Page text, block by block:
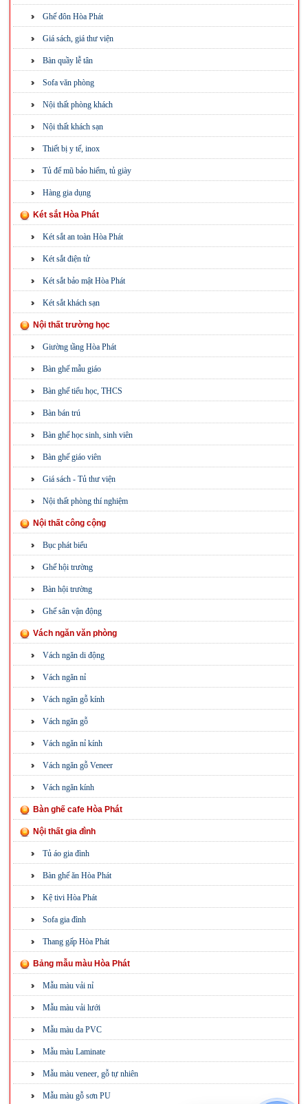
Ghế đôn Hòa Phát
Giá sách, giá thư viện
Bàn quầy lễ tân
Sofa văn phòng
Nội thất phòng khách
Nội thất khách sạn
Thiết bị y tế, inox
Tủ để mũ bảo hiểm, tủ giày
Hàng gia dụng
Két sắt Hòa Phát
Két sắt an toàn Hòa Phát
Két sắt điện tử
Két sắt bảo mật Hòa Phát
Két sắt khách sạn
Nội thất trường học
Giường tầng Hòa Phát
Bàn ghế mẫu giáo
Bàn ghế tiểu học, THCS
Bàn bán trú
Bàn ghế học sinh, sinh viên
Bàn ghế giáo viên
Giá sách - Tủ thư viện
Nội thất phòng thí nghiệm
Nội thất công cộng
Bục phát biểu
Ghế hội trường
Bàn hội trường
Ghế sân vận động
Vách ngăn văn phòng
Vách ngăn di động
Vách ngăn nỉ
Vách ngăn gỗ kính
Vách ngăn gỗ
Vách ngăn nỉ kính
Vách ngăn gỗ Veneer
Vách ngăn kính
Bàn ghế cafe Hòa Phát
Nội thất gia đình
Tủ áo gia đình
Bàn ghế ăn Hòa Phát
Kệ tivi Hòa Phát
Sofa gia đình
Thang gấp Hòa Phát
Bảng mẫu màu Hòa Phát
Mẫu màu vải nỉ
Mẫu màu vải lưới
Mẫu màu da PVC
Mẫu màu Laminate
Mẫu màu veneer, gỗ tự nhiên
Mẫu màu gỗ sơn PU